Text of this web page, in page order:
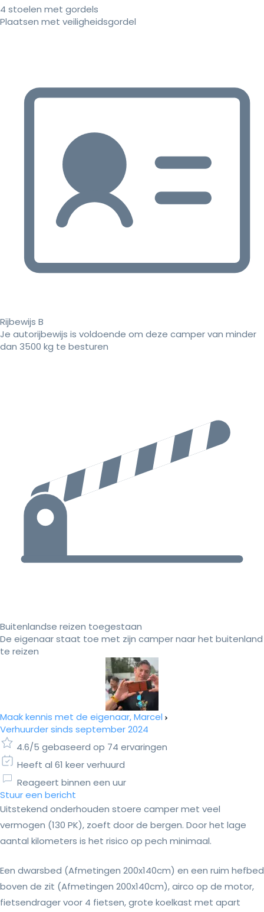
4 stoelen met gordels
Plaatsen met veiligheidsgordel
Rijbewijs B
Je autorijbewijs is voldoende om deze camper van minder
dan 3500 kg te besturen
Buitenlandse reizen toegestaan
De eigenaar staat toe met zijn camper naar het buitenland
te reizen
Maak kennis met de eigenaar, Marcel
Verhuurder sinds september 2024
4.6/5 gebaseerd op 74 ervaringen
Heeft al 61 keer verhuurd
Reageert binnen een uur
Stuur een bericht
Uitstekend onderhouden stoere camper met veel
vermogen (130 PK), zoeft door de bergen. Door het lage
aantal kilometers is het risico op pech minimaal.
Een dwarsbed (Afmetingen 200x140cm) en een ruim hefbed
boven de zit (Afmetingen 200x140cm), airco op de motor,
fietsendrager voor 4 fietsen, grote koelkast met apart